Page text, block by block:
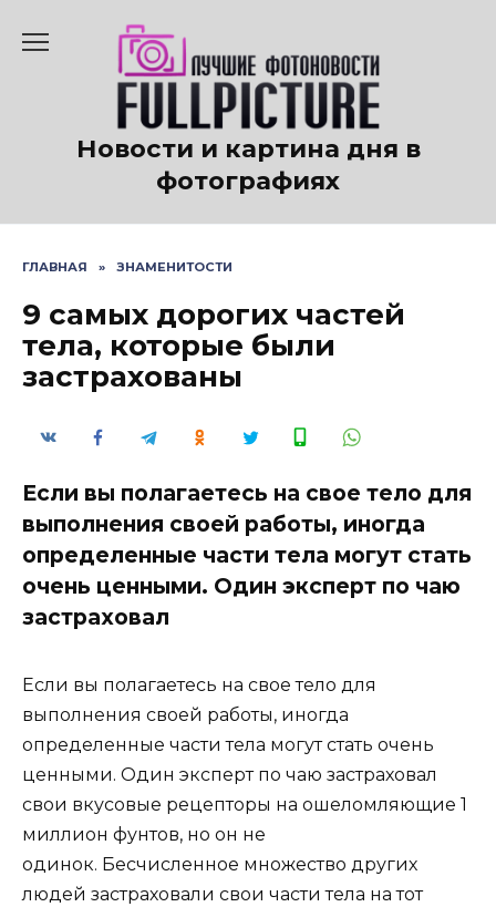
содержанию
Новости и картина дня в
фотографиях
ГЛАВНАЯ » ЗНАМЕНИТОСТИ
9 самых дорогих частей
тела, которые были
застрахованы
Если вы полагаетесь на свое тело для
выполнения своей работы, иногда
определенные части тела могут стать
очень ценными. Один эксперт по чаю
застраховал
Если вы полагаетесь на свое тело для
выполнения своей работы, иногда
определенные части тела могут стать очень
ценными. Один эксперт по чаю застраховал
свои вкусовые рецепторы на ошеломляющие 1
миллион фунтов, но он не
одинок. Бесчисленное множество других
людей застраховали свои части тела на тот